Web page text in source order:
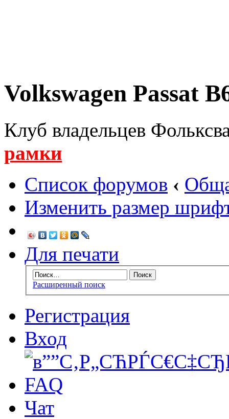
Volkswagen Passat
Клуб владельцев
рамки
Список форумов ‹
Изменить размер
Для печати
Расширенный поиск
Регистрация
Вход
FAQ
Чат